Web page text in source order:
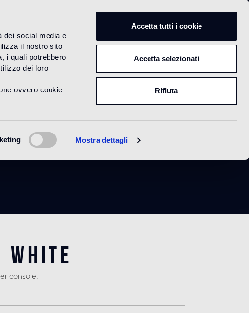
dei social media e
il nostro sito
i quali potrebbero
dei loro
ovvero cookie
Mostra dettagli
Accetta tutti i cookie
Accetta selezionati
Rifiuta
White
console.